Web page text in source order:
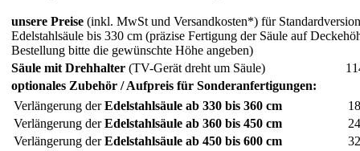
unsere Preise (inkl. MwSt und Versandkosten*) für
Edelstahlsäule bis 330 cm (präzise Fertigung der Säule auf
Bestellung bitte die gewünschte Höhe angeben)
Säule mit Drehhalter (TV-Gerät dreht um Säule)
optionales Zubehör / Aufpreis für Sonderanfertigungen:
Verlängerung derEdelstahlsäule ab 330 bis 360 cm
Verlängerung derEdelstahlsäule ab 360 bis 450 cm
Verlängerung derEdelstahlsäule ab 450 bis 600 cm